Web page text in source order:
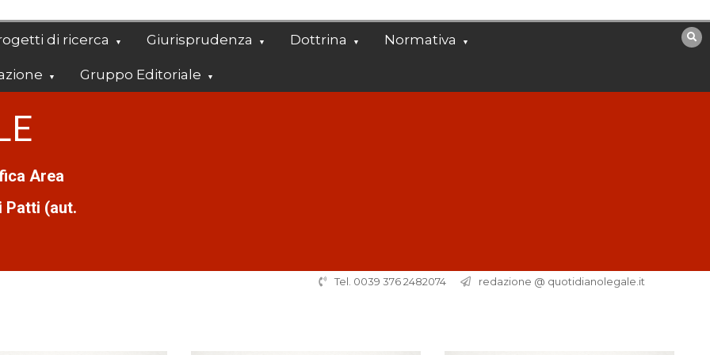
di ricerca Giurisprudenza Dottrina Normativa
Gruppo Editoriale
Area
Patti (aut.
Tel. 0039 376 2482074 redazione @ quotidianolegale.it